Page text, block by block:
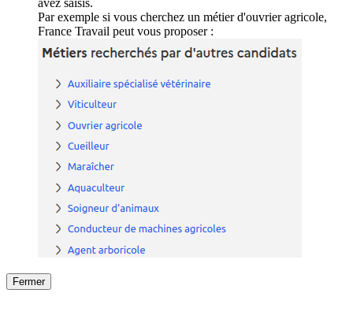
Par exemple si vous cherchez un métier d'ouvrier agricole,
France Travail peut vous proposer :
Fermer